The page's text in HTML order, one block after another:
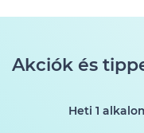
Akciók és
Heti 1